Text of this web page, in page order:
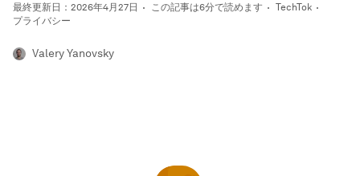
最終更新日：2026年4月27日 この記事は6分で読めます
TechTok
プライバシー
Valery Yanovsky